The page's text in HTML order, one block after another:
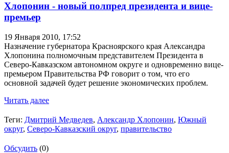
Хлопонин - новый полпред президента и вице-
премьер
19 Января 2010, 17:52
Назначение губернатора Красноярского края Александра
Хлопонина полномочным представителем Президента в
Северо-Кавказском автономном округе и одновременно вице-
премьером Правительства РФ говорит о том, что его
основной задачей будет решение экономических проблем.
Читать далее
Теги: Дмитрий Медведев, Александр Хлопонин, Южный
округ, Северо-Кавказский округ, правительство
Обсудить (0)